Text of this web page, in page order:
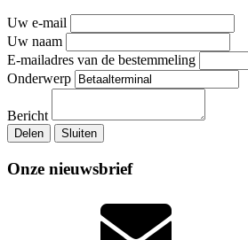
Uw e-mail
Uw naam
E-mailadres van de bestemmeling
Onderwerp
Bericht
Delen Sluiten
Onze nieuwsbrief